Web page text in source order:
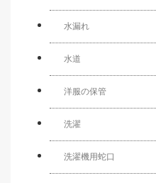
水漏れ
水道
洋服の保管
洗濯
洗濯機用蛇口